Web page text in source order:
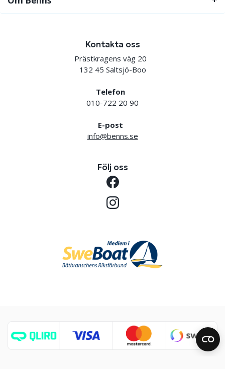
Kontakta oss
Prästkragens väg 20
132 45 Saltsjö-Boo
Telefon
010-722 20 90
E-post
info@benns.se
Följ oss